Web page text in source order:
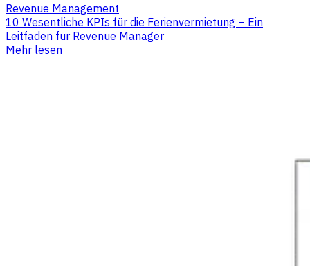
Revenue Management
10 Wesentliche KPIs für die Ferienvermietung – Ein
Leitfaden für Revenue Manager
Mehr lesen